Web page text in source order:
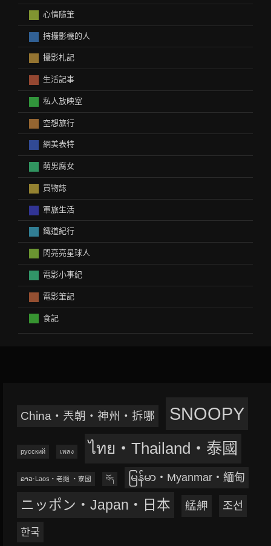
心情隨筆
持攝影機的人
攝影札記
生活記事
私人放映室
空想旅行
網美表特
萌男腐女
買物誌
軍旅生活
鐵道紀行
閃亮亮星球人
電影小事紀
電影筆記
食記
China‧兲朝‧神州‧拆哪 SNOOPY
русский เพลง ไทย‧Thailand‧泰國
ລາວ‧Laos‧老撾 ‧寮國 བོད မြန်မာ‧Myanmar‧緬甸
ニッポン‧Japan‧日本 艋舺 조선
한국